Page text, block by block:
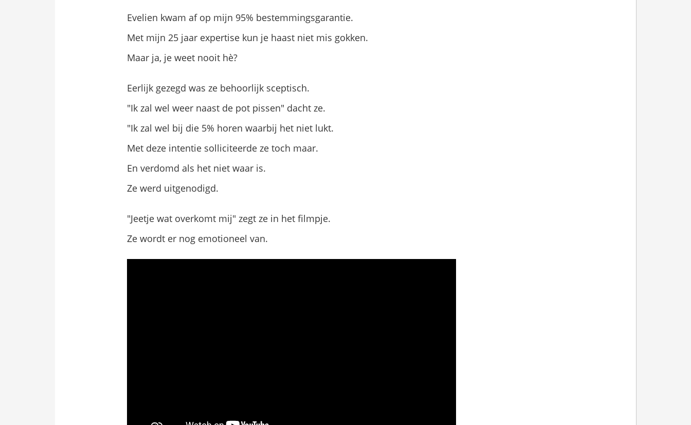
Evelien kwam af op mijn 95% bestemmingsgarantie.
Met mijn 25 jaar expertise kun je haast niet mis gokken.
Maar ja, je weet nooit hè?
Eerlijk gezegd was ze behoorlijk sceptisch.
"Ik zal wel weer naast de pot pissen" dacht ze.
"Ik zal wel bij die 5% horen waarbij het niet lukt.
Met deze intentie solliciteerde ze toch maar.
En verdomd als het niet waar is.
Ze werd uitgenodigd.
"Jeetje wat overkomt mij" zegt ze in het filmpje.
Ze wordt er nog emotioneel van.